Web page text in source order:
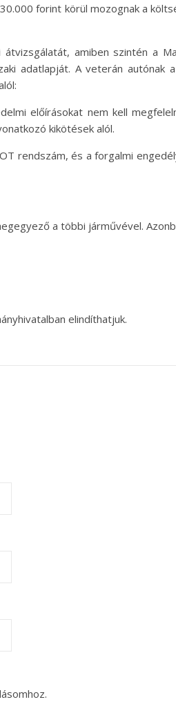
forint körül mozognak a
amiben szintén a
adatlapját. A veterán autónak
előírásokat nem kell
kikötések alól.
rendszám, és a forgalmi
a többi járművével.
elindíthatjuk.